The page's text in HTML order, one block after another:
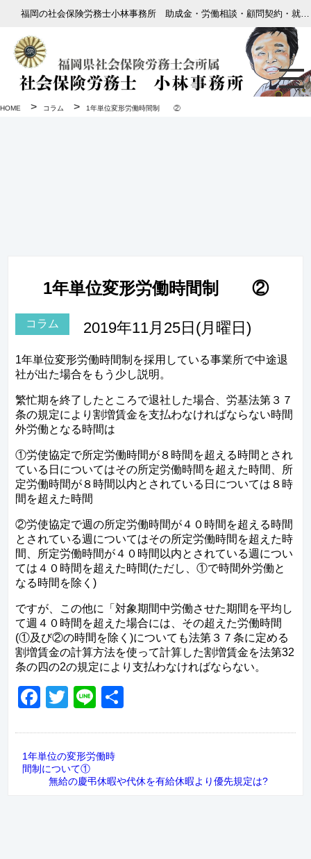
福岡の社会保険労務士小林事務所 助成金・労働相談・顧問契約・就業規則
HOME > コラム > 1年単位変形労働時間制 ②
1年単位変形労働時間制 ②
コラム 2019年11月25日(月曜日)
1年単位変形労働時間制を採用している事業所で中途退
社が出た場合をもう少し説明。
繁忙期を終了したところで退社した場合、労基法第３７
条の規定により割増賃金を支払わなければならない時間
外労働となる時間は
①労使協定で所定労働時間が８時間を超える時間とされ
ている日についてはその所定労働時間を超えた時間、所
定労働時間が８時間以内とされている日については８時
間を超えた時間
②労使協定で週の所定労働時間が４０時間を超える時間
とされている週についてはその所定労働時間を超えた時
間、所定労働時間が４０時間以内とされている週につい
ては４０時間を超えた時間(ただし、①で時間外労働と
なる時間を除く)
ですが、この他に「対象期間中労働させた期間を平均し
て週４０時間を超えた場合には、その超えた労働時間
(①及び②の時間を除く)についても法第３７条に定める
割増賃金の計算方法を使って計算した割増賃金を法第32
条の四の2の規定により支払わなければならない。
Facebook
Twitter
Line
1年単位の変形労働時
間制について①
無給の慶弔休暇や代休を有給休暇より優先規定は?